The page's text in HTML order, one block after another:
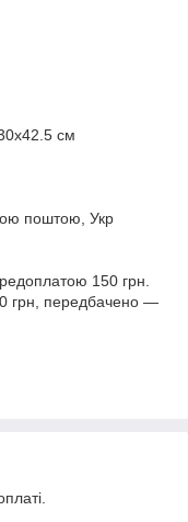
см
поштою, Укр
150 грн.
грн, передбачено —